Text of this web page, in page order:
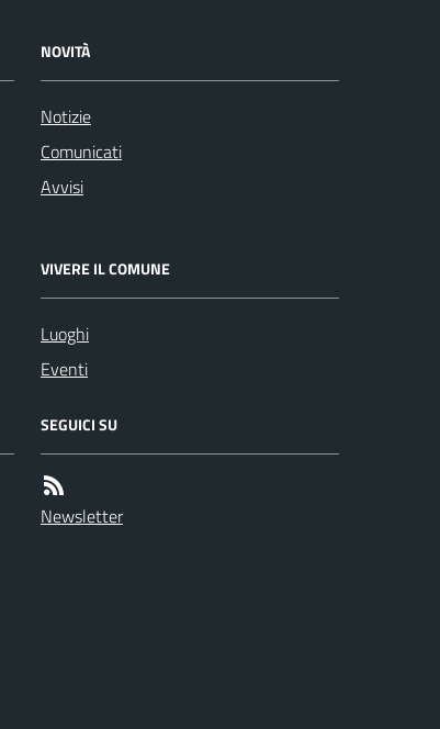
NOVITÀ
Notizie
Comunicati
Avvisi
VIVERE IL COMUNE
Luoghi
Eventi
SEGUICI SU
Newsletter